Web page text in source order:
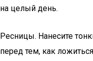
на целый день.
Ресницы. Нанесите
перед тем, как